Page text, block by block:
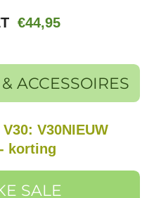
€44,95
ACCESSOIRES
V30NIEUW
korting
SALE